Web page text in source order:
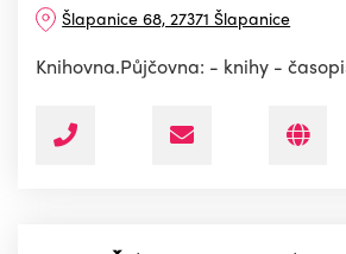
Šlapanice 68, 27371 Šlapanice
Knihovna.Půjčovna: - knihy -